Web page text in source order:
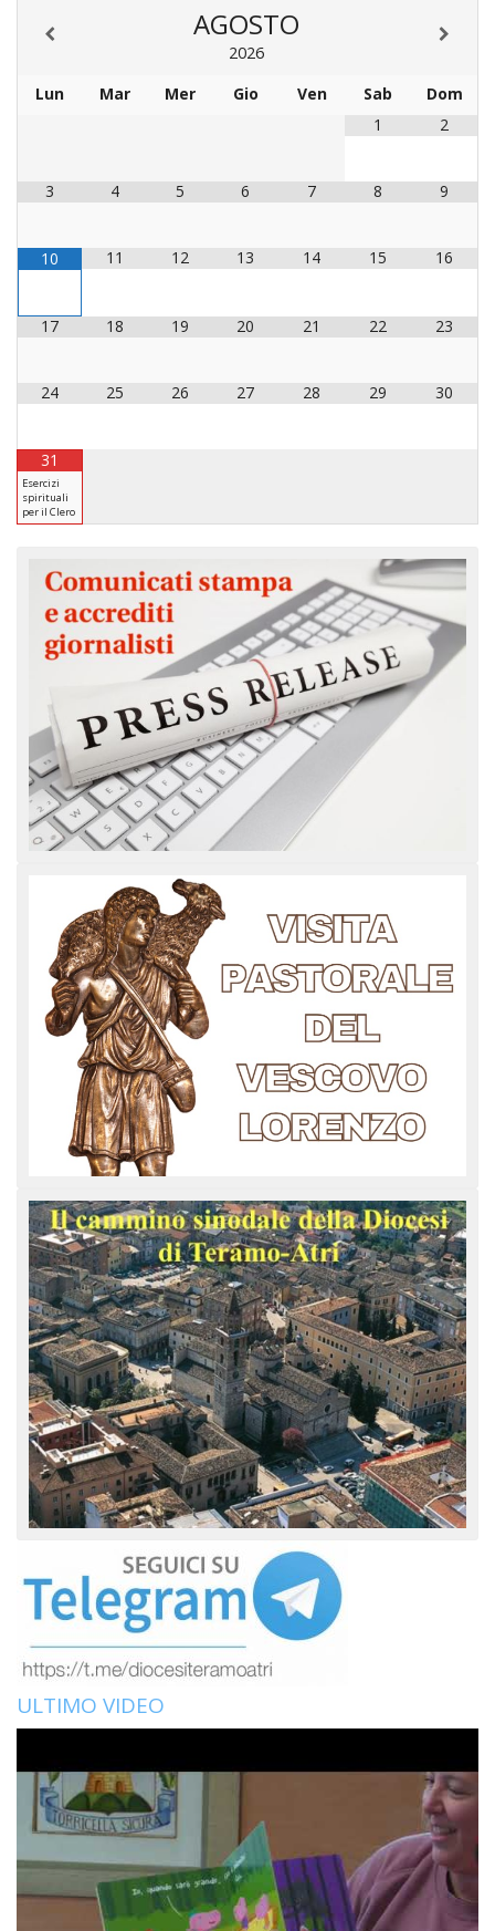
AGOSTO
2026
Lun
Mar Mer Gio Ven Sab
Dom
1
2
3 4 5 6 7 8 9
10 11 12 13 14 15 16
17 18 19 20 21 22 23
24 25 26 27 28 29 30
31
Esercizi
spirituali
per il Clero
ULTIMO VIDEO